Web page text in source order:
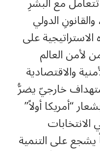
الدولي
على
لأمن العالم
والاقتصادية
خارجيّ يضرُّ
“أمريكا أولاً”
يشجع على التنمية